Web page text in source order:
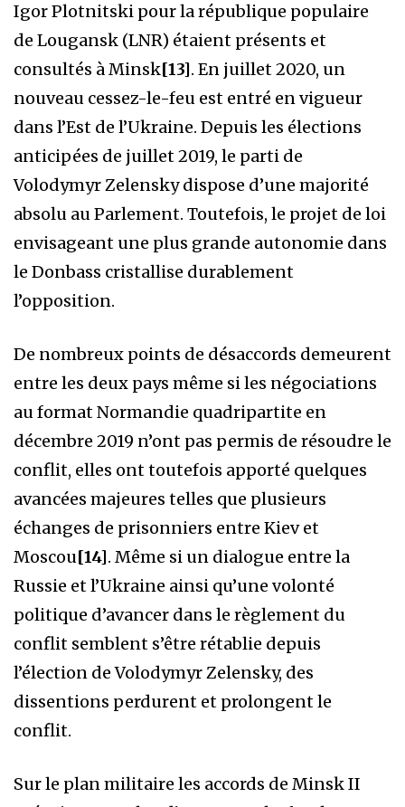
Igor Plotnitski pour la république populaire
de Lougansk (LNR) étaient présents et
consultés à Minsk[13]. En juillet 2020, un
nouveau cessez-le-feu est entré en vigueur
dans l’Est de l’Ukraine. Depuis les élections
anticipées de juillet 2019, le parti de
Volodymyr Zelensky dispose d’une majorité
absolu au Parlement. Toutefois, le projet de loi
envisageant une plus grande autonomie dans
le Donbass cristallise durablement
l’opposition.
De nombreux points de désaccords demeurent
entre les deux pays même si les négociations
au format Normandie quadripartite en
décembre 2019 n’ont pas permis de résoudre le
conflit, elles ont toutefois apporté quelques
avancées majeures telles que plusieurs
échanges de prisonniers entre Kiev et
Moscou[14]. Même si un dialogue entre la
Russie et l’Ukraine ainsi qu’une volonté
politique d’avancer dans le règlement du
conflit semblent s’être rétablie depuis
l’élection de Volodymyr Zelensky, des
dissentions perdurent et prolongent le
conflit.
Sur le plan militaire les accords de Minsk II